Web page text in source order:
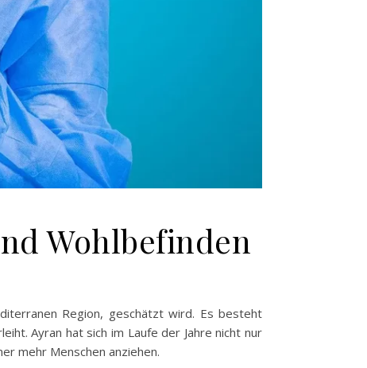
Wohlbefinden
Region, geschätzt wird. Es besteht
Ayran hat sich im Laufe der Jahre nicht nur
mehr Menschen anziehen.